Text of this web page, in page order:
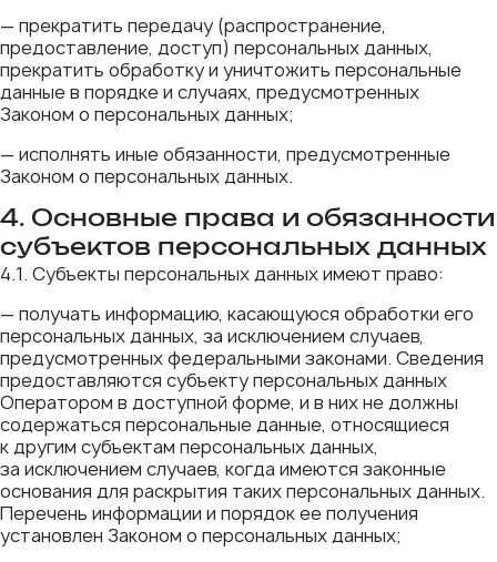
— прекратить передачу (распространение,
предоставление, доступ) персональных данных,
прекратить обработку и уничтожить персональные
данные в порядке и случаях, предусмотренных
Законом о персональных данных;
— исполнять иные обязанности, предусмотренные
Законом о персональных данных.
4. Основные права и обязанности
субъектов персональных данных
4.1. Субъекты персональных данных имеют право:
— получать информацию, касающуюся обработки его
персональных данных, за исключением случаев,
предусмотренных федеральными законами. Сведения
предоставляются субъекту персональных данных
Оператором в доступной форме, и в них не должны
содержаться персональные данные, относящиеся
к другим субъектам персональных данных,
за исключением случаев, когда имеются законные
основания для раскрытия таких персональных данных.
Перечень информации и порядок ее получения
установлен Законом о персональных данных;